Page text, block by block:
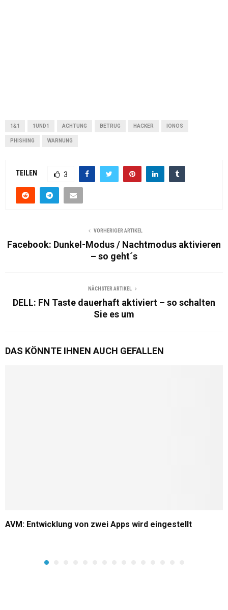
1&1 1UND1 ACHTUNG BETRUG HACKER IONOS
PHISHING WARNUNG
TEILEN 3
VORHERIGER ARTIKEL
Facebook: Dunkel-Modus / Nachtmodus aktivieren
– so geht´s
NÄCHSTER ARTIKEL
DELL: FN Taste dauerhaft aktiviert – so schalten
Sie es um
DAS KÖNNTE IHNEN AUCH GEFALLEN
AVM: Entwicklung von zwei Apps wird eingestellt